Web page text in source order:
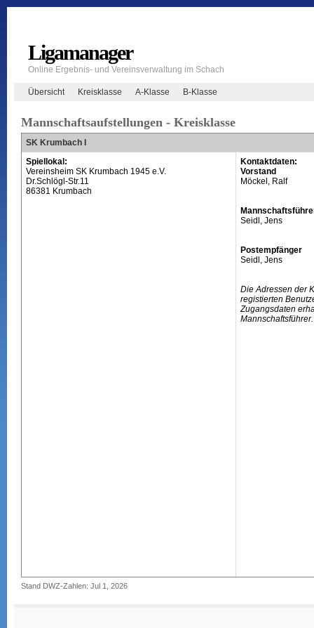
Ligamanager
Online Ergebnis- und Vereinsverwaltung im Schach
Übersicht Kreisklasse A-Klasse B-Klasse
Mannschaftsaufstellungen - Kreisklasse
SK Krumbach I
Spiellokal:
Vereinsheim SK Krumbach 1945 e.V.
Dr.Schlögl-Str.11
86381 Krumbach
Kontaktdaten:
Vorstand
Möckel, Ralf
Seidl, Jens
Postempfänger
Seidl, Jens
Die Adressen der
registierten
Zugangsdaten
Mannschaftsführer.
Stand DWZ-Zahlen: Jul 1, 2026